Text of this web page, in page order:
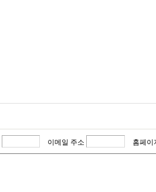
이메일 주소 홈페이